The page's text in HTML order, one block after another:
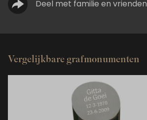
Deel met familie en vrienden
Vergelijkbare grafmonumenten